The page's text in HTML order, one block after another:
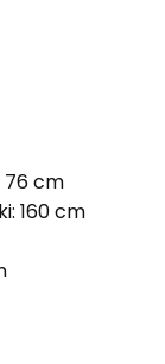
76 cm
160 cm